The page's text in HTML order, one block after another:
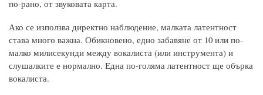
по-рано, от звуковата карта.
Ако се използва директно наблюдение, малката латентност
става много важна. Обикновено, едно забавяне от 10 или по-
малко милисекунди между вокалиста (или инструмента) и
слушалките е нормално. Една по-голяма латентност ще обърка
вокалиста.